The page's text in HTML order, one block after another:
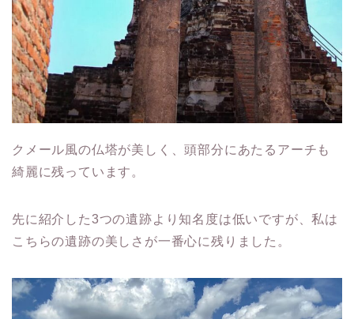
クメール風の仏塔が美しく、頭部分にあたるアーチも
綺麗に残っています。
先に紹介した3つの遺跡より知名度は低いですが、私は
こちらの遺跡の美しさが一番心に残りました。